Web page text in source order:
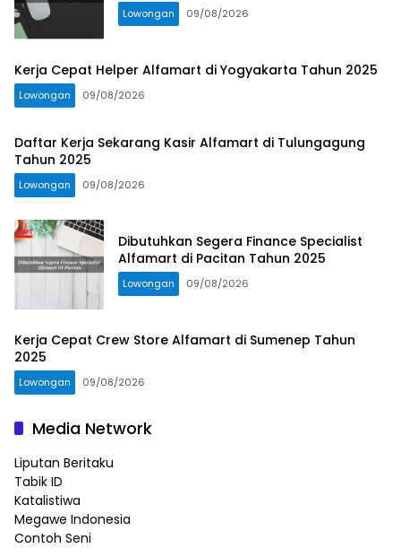
Lowongan 09/08/2026
Kerja Cepat Helper Alfamart di Yogyakarta Tahun 2025
Lowongan 09/08/2026
Daftar Kerja Sekarang Kasir Alfamart di Tulungagung
Tahun 2025
Lowongan 09/08/2026
Dibutuhkan Segera Finance Specialist
Alfamart di Pacitan Tahun 2025
Lowongan 09/08/2026
Kerja Cepat Crew Store Alfamart di Sumenep Tahun
2025
Lowongan 09/08/2026
Media Network
Liputan Beritaku
Tabik ID
Katalistiwa
Megawe Indonesia
Contoh Seni